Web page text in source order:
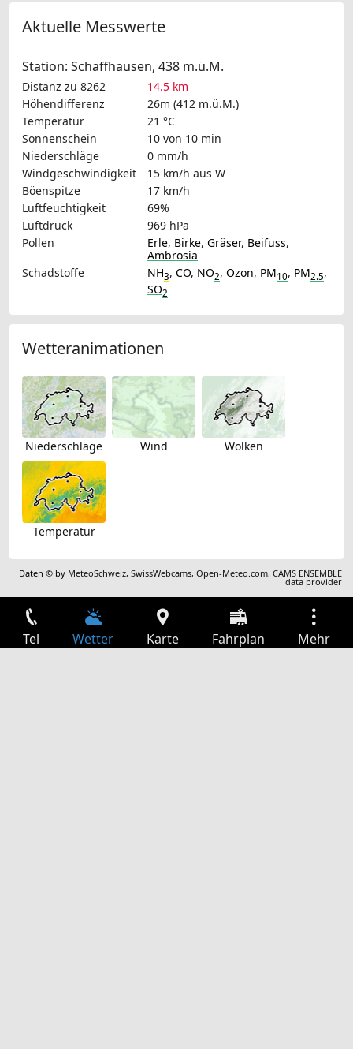
Aktuelle Messwerte
Station: Schaffhausen, 438 m.ü.M.
Distanz zu 8262
14.5 km
Höhendifferenz
26m (412 m.ü.M.)
Temperatur
21 °C
Sonnenschein
10 von 10 min
Niederschläge
0 mm/h
Windgeschwindigkeit
15 km/h aus W
Böenspitze
17 km/h
Luftfeuchtigkeit
69%
Luftdruck
969 hPa
Pollen
Erle, Birke, Gräser, Beifuss,
Ambrosia
Schadstoffe
NH3, CO, NO2, Ozon, PM10, PM2.5,
SO2
Wetteranimationen
Niederschläge Wind Wolken
Temperatur
Daten © by MeteoSchweiz,SwissWebcams,Open-Meteo.com,CAMS ENSEMBLE
data provider
Tel Wetter Karte Fahrplan Mehr